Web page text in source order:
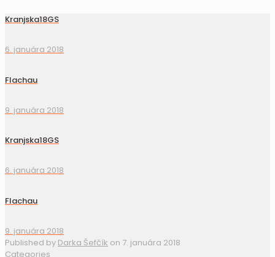
Kranjska18GS
6. januára 2018
Flachau
9. januára 2018
Kranjska18GS
6. januára 2018
Flachau
9. januára 2018
Published by Darka Šefčík on 7. januára 2018
Categories